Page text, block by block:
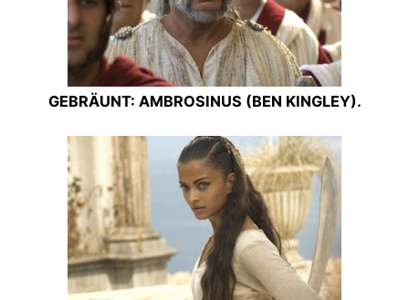
GEBRÄUNT: AMBROSINUS (BEN KINGLEY).